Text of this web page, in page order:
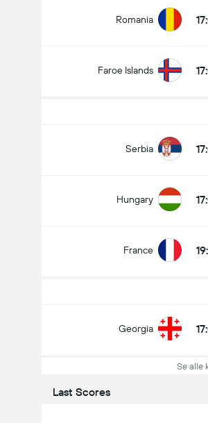
Romania
Faroe Islands
Serbia
Hungary
France
Georgia
Se alle
Last Scores